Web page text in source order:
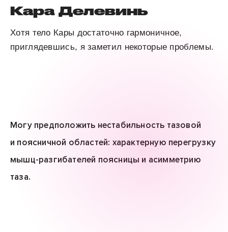
Кара Делевинь
Хотя тело Кары достаточно гармоничное,
приглядевшись, я заметил некоторые проблемы.
Могу предположить нестабильность тазовой
и поясничной областей: характерную перегрузку
мышц-разгибателей поясницы и асимметрию
таза.